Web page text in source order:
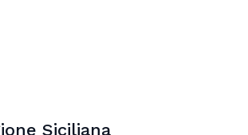
Siciliana